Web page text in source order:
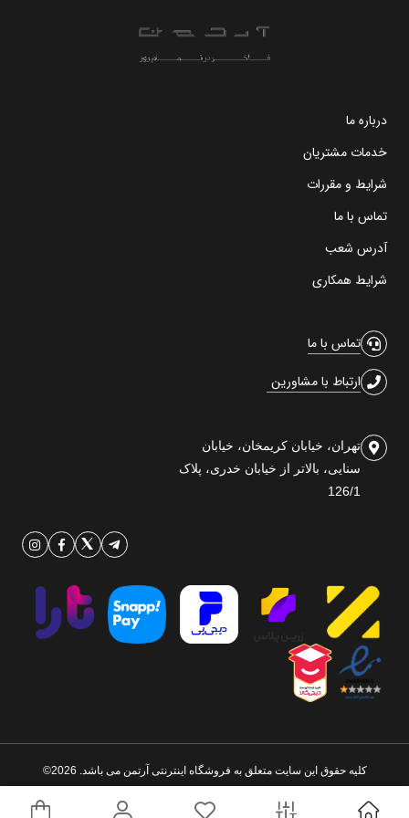
درباره ما
خدمات مشتریان
شرایط و مقررات
تماس با ما
آدرس شعب
شرایط همکاری
تماس با ما
ارتباط با مشاورین
تهران، خیابان کریمخان، خیابان
سنایی، بالاتر از خیابان خدری، پلاک
126/1
کلیه حقوق این سایت متعلق به فروشگاه اینترنتی آرتمن می باشد. 2026©